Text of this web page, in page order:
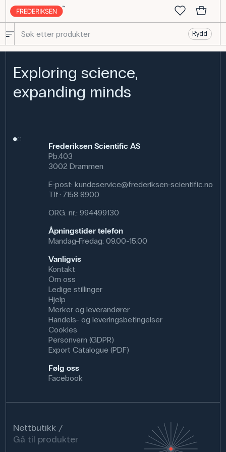
Rydd
Exploring science,
expanding minds
Frederiksen Scientific AS
Pb.403
3002 Drammen
E-post: kundeservice@frederiksen-scientific.no
Tlf.: 7158 8900
ORG. nr.: 994499130
Åpningstider telefon
Mandag-Fredag: 09.00-15.00
Vanligvis
Kontakt
Om oss
Ledige stillinger
Hjelp
Merker og leverandører
Handels- og leveringsbetingelser
Cookies
Personvern (GDPR)
Export Catalogue (PDF)
Følg oss
Facebook
Nettbutikk
Gå til produkter